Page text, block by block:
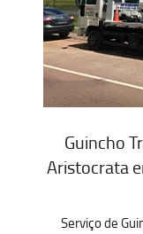
Guincho
Aristocrata
Serviço de